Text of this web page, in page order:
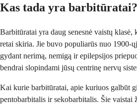
Kas tada yra barbitūratai?
Barbitūratai yra daug senesnė vaistų
retai skiria. Jie buvo populiarūs nuo 1900-
gydant nerimą, nemigą ir epilepsijos
bendrai slopindami jūsų centrinę nervų
Kai kurie barbitūratai, apie kuriuos galbūt
pentobarbitalis ir sekobarbitalis. Šie vaistai